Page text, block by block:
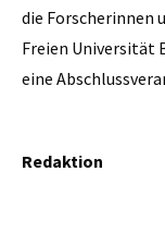
die Forscherinnen
Freien Universität
eine
Redaktion